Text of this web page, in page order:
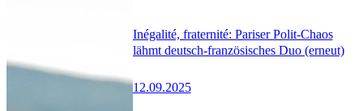
Inégalité, fraternité: Pariser Polit-Chaos
lähmt deutsch-französisches Duo (erneut)
12.09.2025